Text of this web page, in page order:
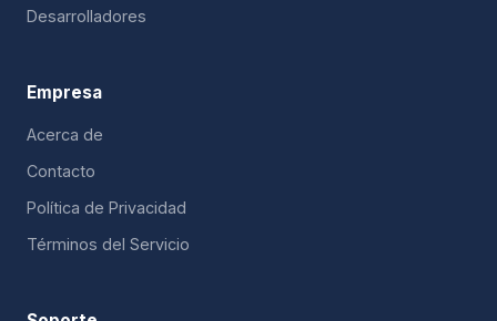
Desarrolladores
Empresa
Acerca de
Contacto
Política de Privacidad
Términos del Servicio